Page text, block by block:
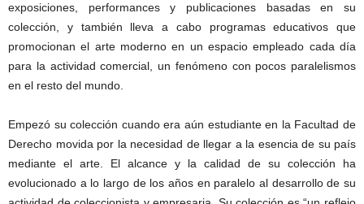
exposiciones, performances y publicaciones basadas en su
colección, y también lleva a cabo programas educativos que
promocionan el arte moderno en un espacio empleado cada día
para la actividad comercial, un fenómeno con pocos paralelismos
en el resto del mundo.
Empezó su colección cuando era aún estudiante en la Facultad de
Derecho movida por la necesidad de llegar a la esencia de su país
mediante el arte. El alcance y la calidad de su colección ha
evolucionado a lo largo de los años en paralelo al desarrollo de su